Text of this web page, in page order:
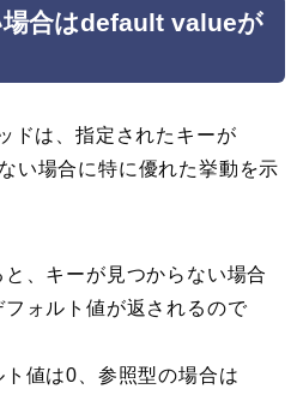
合はdefault valueが
ドは、指定されたキーが
い場合に特に優れた挙動を示
、キーが見つからない場合
ォルト値が返されるので
値は0、参照型の場合は